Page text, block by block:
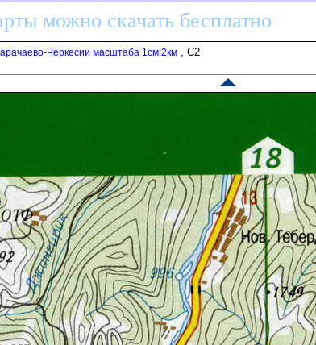
можно скачать бесплатно
Черкесии масштаба 1см:2км , C2